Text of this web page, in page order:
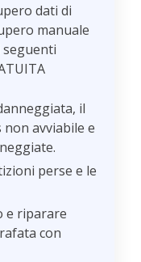
dati di
manuale
seguenti
il
avviabile e
perse e le
e riparare
con